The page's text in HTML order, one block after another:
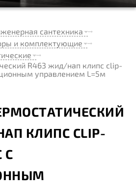
сантехника
и комплектующие
R463 жид/нап клипс clip-
управлением L=5м
КЛИПС CLIP-
С